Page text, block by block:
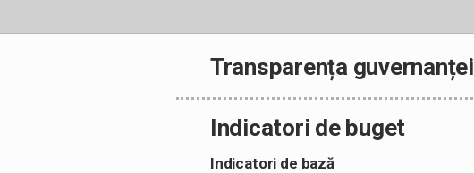
Transparența guvernanței
Indicatori de buget
Indicatori de bază